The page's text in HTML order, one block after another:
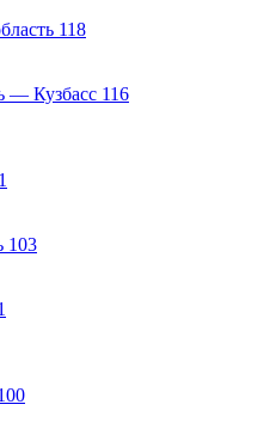
118
— Кузбасс 116
103